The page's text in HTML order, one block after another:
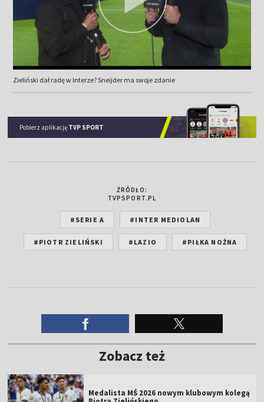
Zieliński dał radę w Interze? Sneijder ma swoje zdanie
Pobierz aplikację TVP SPORT
ŹRÓDŁO:
TVPSPORT.PL
#SERIE A #INTER MEDIOLAN
#PIOTR ZIELIŃSKI #LAZIO #PIŁKA NOŻNA
Zobacz też
Medalista MŚ 2026 nowym klubowym kolegą